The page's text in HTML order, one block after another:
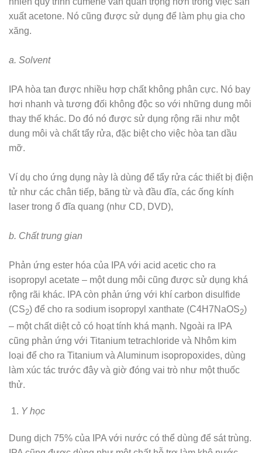
xuất acetone. Nó cũng được sử dụng để làm phụ gia cho
xăng.
a. Solvent
IPA hòa tan được nhiều hợp chất không phân cực. Nó bay
hơi nhanh và tương đối không độc so với những dung môi
thay thế khác. Do đó nó được sử dụng rộng rãi như một
dung môi và chất tẩy rửa, đặc biệt cho việc hòa tan dầu
mỡ.
Ví dụ cho ứng dụng này là dùng để tẩy rửa các thiết bị điện
tử như các chân tiếp, băng từ và đầu đĩa, các ống kính
laser trong ổ đĩa quang (như CD, DVD),
b. Chất trung gian
Phản ứng ester hóa của IPA với acid acetic cho ra
isopropyl acetate – một dung môi cũng được sử dụng khá
rộng rãi khác. IPA còn phản ứng với khí carbon disulfide
(CS2) để cho ra sodium isopropyl xanthate (C4H7NaOS2)
– một chất diệt cỏ có hoạt tính khá mạnh. Ngoài ra IPA
cũng phản ứng với Titanium tetrachloride và Nhôm kim
loại để cho ra Titanium và Aluminum isopropoxides, dùng
làm xúc tác trước đây và giờ đóng vai trò như một thuốc
thử.
Y học
Dung dịch 75% của IPA với nước có thể dùng để sát trùng.